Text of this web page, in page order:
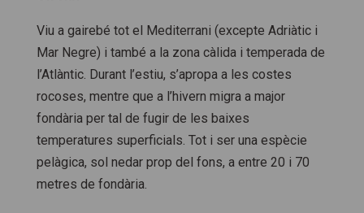
Viu a gairebé tot el Mediterrani (excepte Adriàtic i
Mar Negre) i també a la zona càlida i temperada de
l’Atlàntic. Durant l’estiu, s’apropa a les costes
rocoses, mentre que a l’hivern migra a major
fondària per tal de fugir de les baixes
temperatures superficials. Tot i ser una espècie
pelàgica, sol nedar prop del fons, a entre 20 i 70
metres de fondària.